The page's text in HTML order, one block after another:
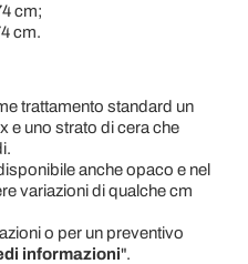
cm;
cm.
trattamento standard un
e uno strato di cera che
anche opaco e nel
variazioni di qualche cm
o per un preventivo
informazioni".